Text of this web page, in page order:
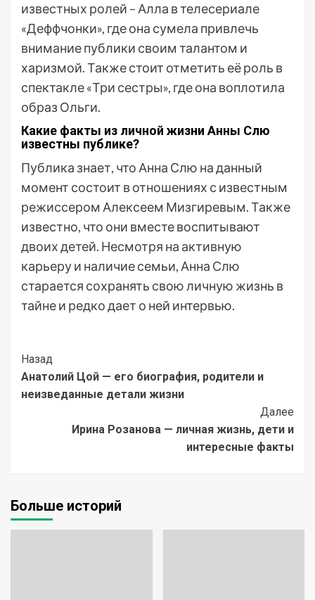
известных ролей – Алла в телесериале
«Деффчонки», где она сумела привлечь
внимание публики своим талантом и
харизмой. Также стоит отметить её роль в
спектакле «Три сестры», где она воплотила
образ Ольги.
Какие факты из личной жизни Анны Слю
известны публике?
Публика знает, что Анна Слю на данный
момент состоит в отношениях с известным
режиссером Алексеем Мизгиревым. Также
известно, что они вместе воспитывают
двоих детей. Несмотря на активную
карьеру и наличие семьи, Анна Слю
старается сохранять свою личную жизнь в
тайне и редко дает о ней интервью.
Post
Navigation
Назад
Анатолий Цой — его биография, родители и
неизведанные детали жизни
Далее
Ирина Розанова — личная жизнь, дети и
интересные факты
Больше историй